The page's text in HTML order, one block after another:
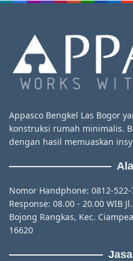
Appasco Bengkel Las Bogor
konstruksi rumah minimalis.
dengan hasil memuaskan
Nomor Handphone: 0812-
Response: 08.00 - 20.00 WIB
Bojong Rangkas, Kec.
16620